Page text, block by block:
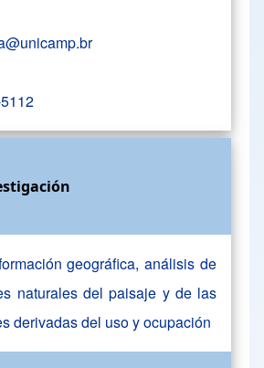
geográfica, análisis de
naturales del paisaje y de las
derivadas del uso y ocupación